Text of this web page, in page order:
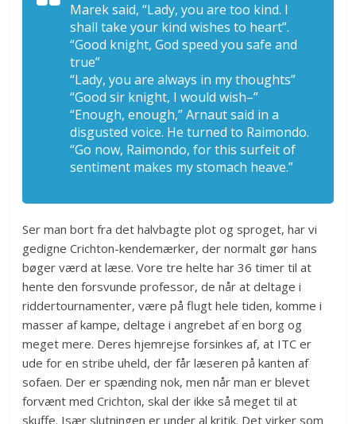
Marek said, “Lady, you are too kind. I
shall take your kind wishes to heart”.
“Good knight, God speed you safe and
true”
“Lady, you are always in my thoughts”
“Good sir knight, I would wish–”
“Enough, enough,” Arnaut said in a
disgusted voice. He turned to Raimondo.
“Go now, Raimondo, for this surfeit of
sentiment makes my stomach heave.”
Ser man bort fra det halvbagte plot og sproget, har vi
gedigne Crichton-kendemærker, der normalt gør hans
bøger værd at læse. Vore tre helte har 36 timer til at
hente den forsvunde professor, de når at deltage i
riddertournamenter, være på flugt hele tiden, komme i
masser af kampe, deltage i angrebet af en borg og
meget mere. Deres hjemrejse forsinkes af, at ITC er
ude for en stribe uheld, der får læseren på kanten af
sofaen. Der er spænding nok, men når man er blevet
forvænt med Crichton, skal der ikke så meget til at
skuffe. Især slutningen er under al kritik. Det virker som